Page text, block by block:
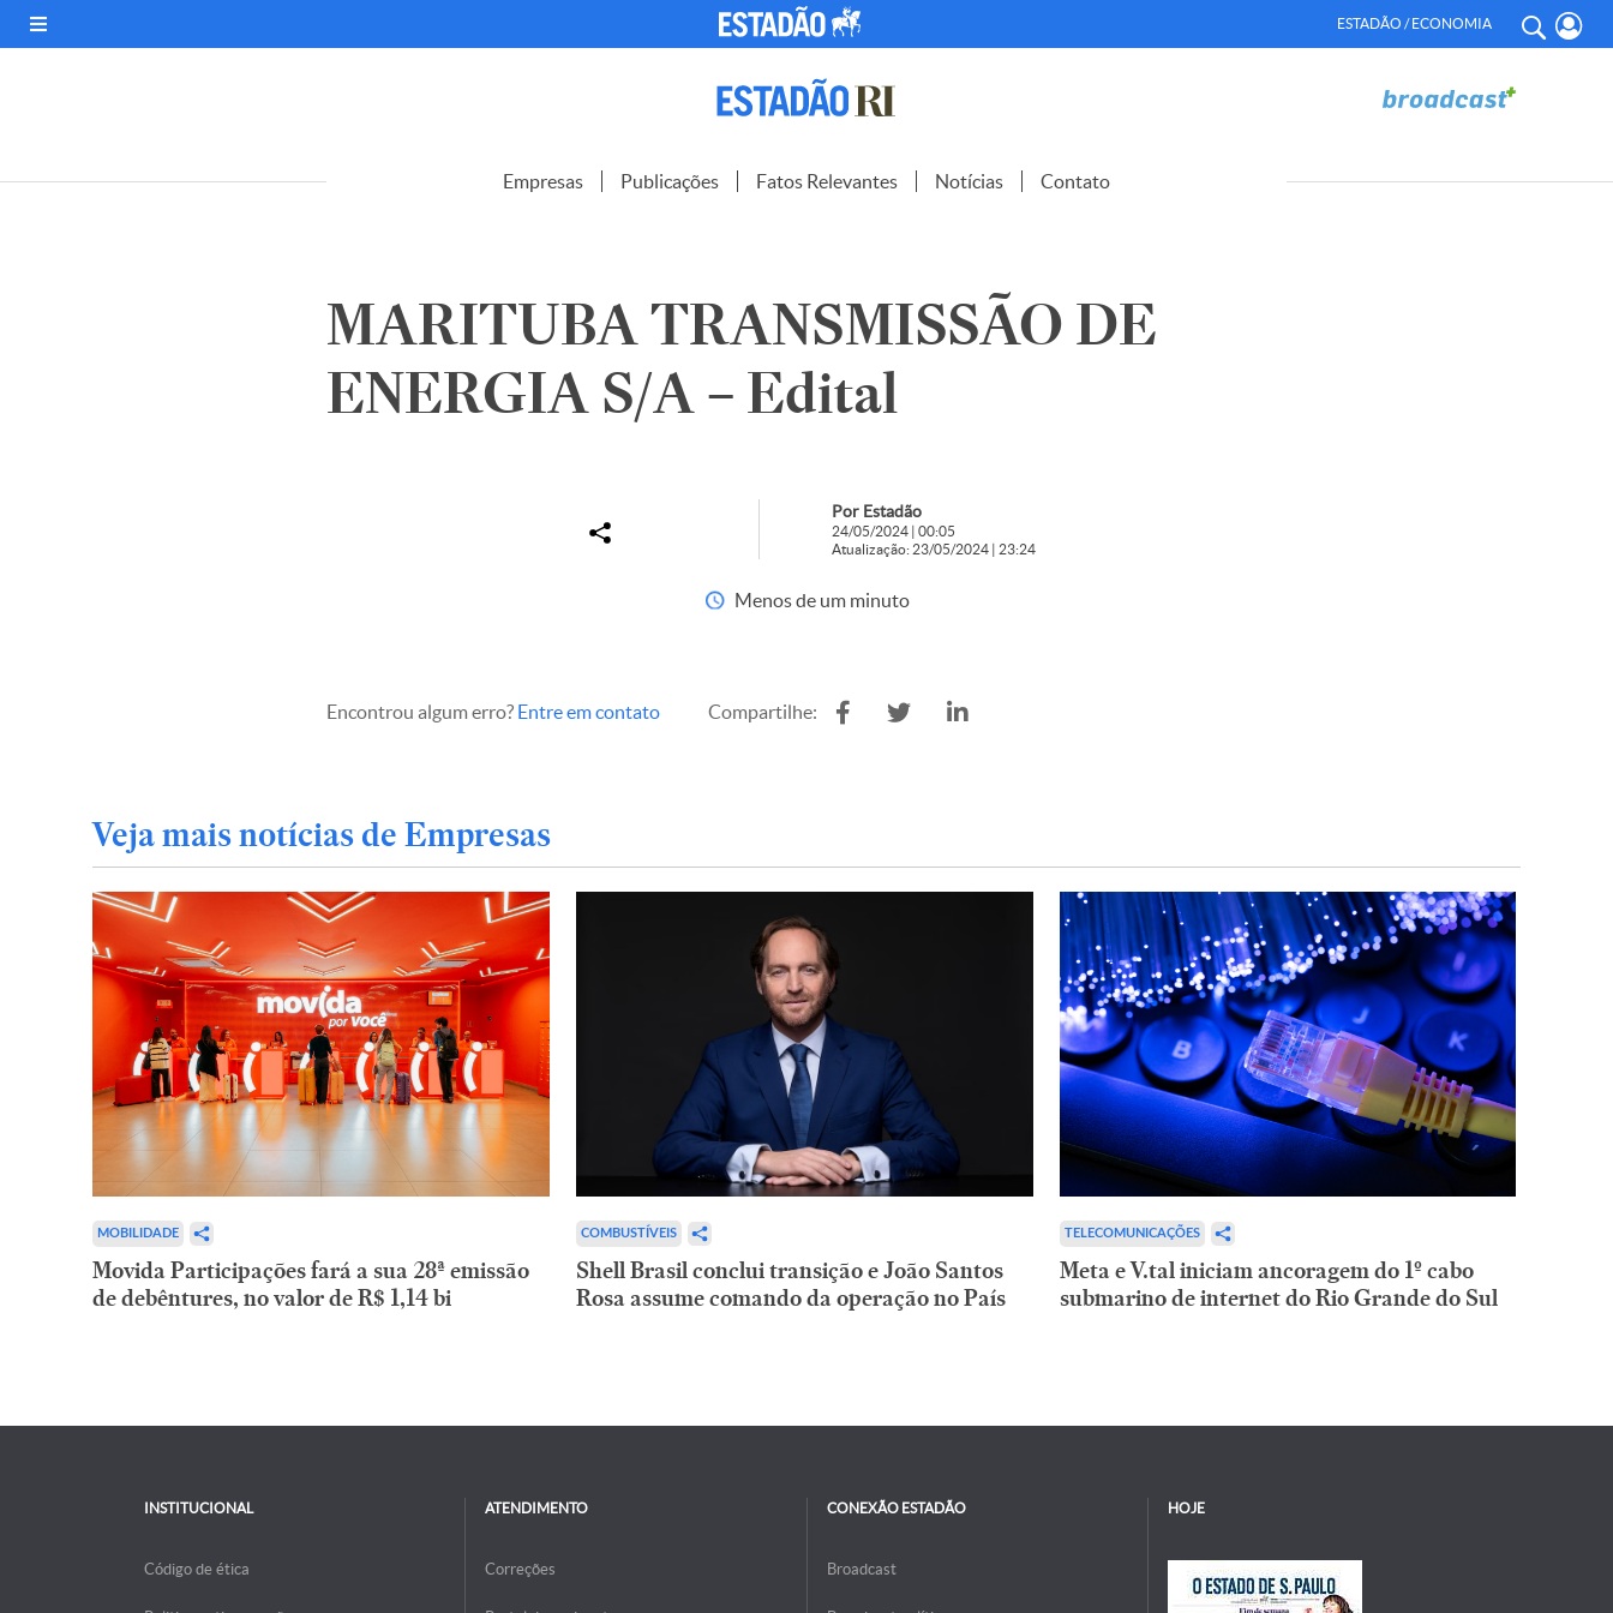
ESTADÃO / ECONOMIA
Empresas Publicações Fatos Relevantes Notícias Contato
MARITUBA TRANSMISSÃO DE
ENERGIA S/A – Edital
Por Estadão
24/05/2024 | 00:05
Atualização: 23/05/2024 | 23:24
Menos de um minuto
Encontrou algum erro? Entre em contato Compartilhe:
Veja mais notícias de Empresas
MOBILIDADE
Movida Participações fará a sua 28ª emissão
de debêntures, no valor de R$ 1,14 bi
COMBUSTÍVEIS
Shell Brasil conclui transição e João Santos
Rosa assume comando da operação no País
TELECOMUNICAÇÕES
Meta e V.tal iniciam ancoragem do 1º cabo
submarino de internet do Rio Grande do Sul
INSTITUCIONAL
Código de ética
ATENDIMENTO
Correções
CONEXÃO ESTADÃO
Broadcast
HOJE